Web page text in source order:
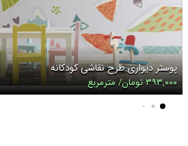
پوستر دیواری طرح نقاشی کودکانه
۳۹۳,۰۰۰ تومان/ مترمربع